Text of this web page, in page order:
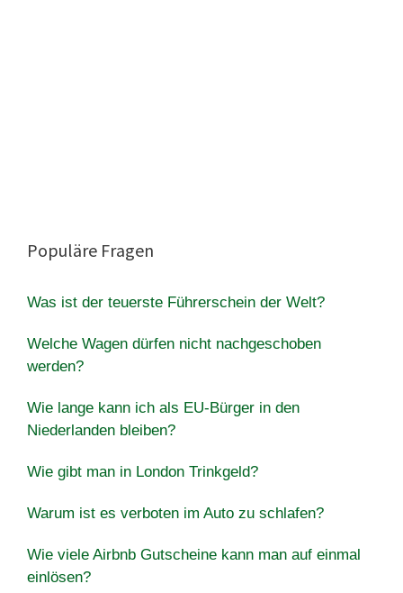
Populäre Fragen
Was ist der teuerste Führerschein der Welt?
Welche Wagen dürfen nicht nachgeschoben
werden?
Wie lange kann ich als EU-Bürger in den
Niederlanden bleiben?
Wie gibt man in London Trinkgeld?
Warum ist es verboten im Auto zu schlafen?
Wie viele Airbnb Gutscheine kann man auf einmal
einlösen?